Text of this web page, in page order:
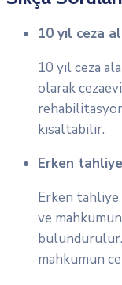
10 yıl ceza
10 yıl ceza
olarak
kısaltabilir.
Erken
Erken
ve
bulundurulur.
mahkumun